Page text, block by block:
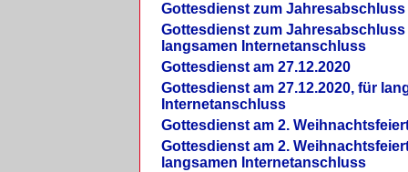
Gottesdienst zum Jahresabschluss
Gottesdienst zum Jahresabschluss
langsamen Internetanschluss
Gottesdienst am 27.12.2020
Gottesdienst am 27.12.2020, für
Internetanschluss
Gottesdienst am 2.
Gottesdienst am 2.
langsamen Internetanschluss